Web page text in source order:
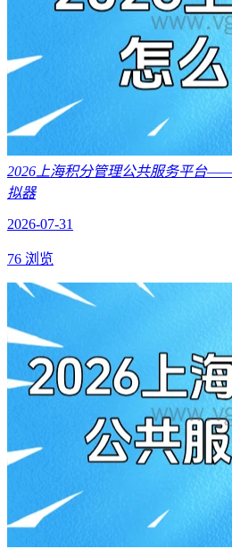
2026上海积分管理公共服务平台
拟器
2026-07-31
76 浏览